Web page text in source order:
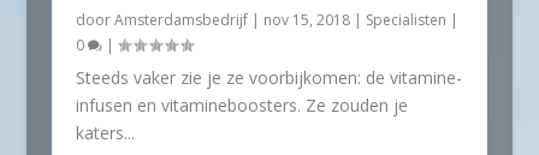
doorAmsterdamsbedrijf| nov 15, 2018| Specialisten |
0
|
Steeds vaker zie je ze voorbijkomen: de vitamine-
infusen en vitamineboosters. Ze zouden je
katers...